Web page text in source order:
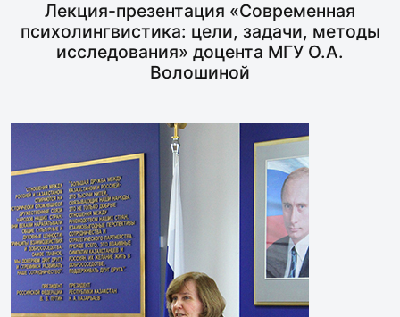
Лекция-презентация «Современная
психолингвистика: цели, задачи, методы
исследования» доцента МГУ О.А.
Волошиной